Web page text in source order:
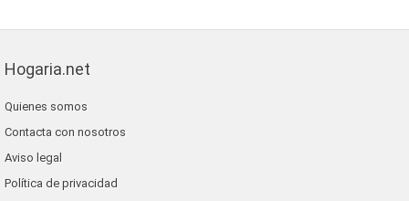
Hogaria.net
Quienes somos
Contacta con nosotros
Aviso legal
Política de privacidad